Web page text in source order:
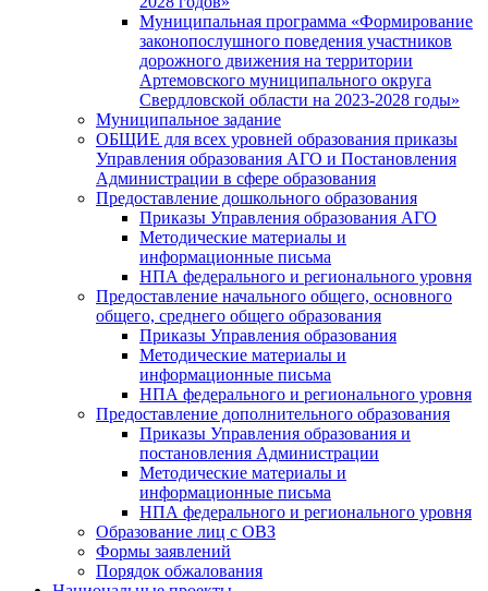
Муниципальная программа «Формирование
законопослушного поведения участников
дорожного движения на территории
Артемовского муниципального округа
Свердловской области на 2023-2028 годы»
Муниципальное задание
ОБЩИЕ для всех уровней образования приказы
Управления образования АГО и Постановления
Администрации в сфере образования
Предоставление дошкольного образования
Приказы Управления образования АГО
Методические материалы и
информационные письма
НПА федерального и регионального уровня
Предоставление начального общего, основного
общего, среднего общего образования
Приказы Управления образования
Методические материалы и
информационные письма
НПА федерального и регионального уровня
Предоставление дополнительного образования
Приказы Управления образования и
постановления Администрации
Методические материалы и
информационные письма
НПА федерального и регионального уровня
Образование лиц с ОВЗ
Формы заявлений
Порядок обжалования